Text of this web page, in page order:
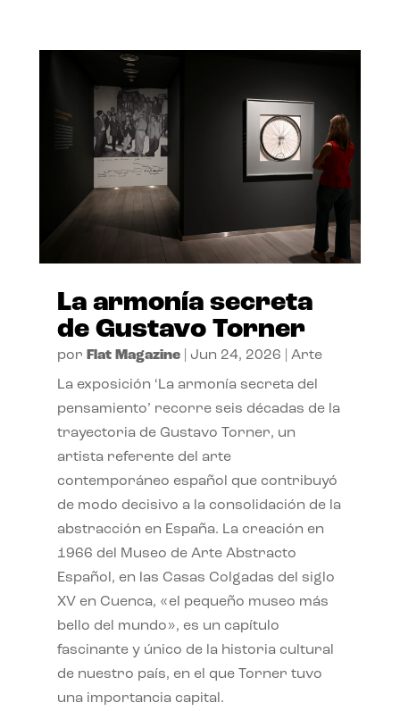
La armonía secreta
de Gustavo Torner
por Flat Magazine| Jun 24, 2026 Arte
La exposición ‘La armonía secreta del
pensamiento’ recorre seis décadas de la
trayectoria de Gustavo Torner, un
artista referente del arte
contemporáneo español que contribuyó
de modo decisivo a la consolidación de la
abstracción en España. La creación en
1966 del Museo de Arte Abstracto
Español, en las Casas Colgadas del siglo
XV en Cuenca, «el pequeño museo más
bello del mundo», es un capítulo
fascinante y único de la historia cultural
de nuestro país, en el que Torner tuvo
una importancia capital.